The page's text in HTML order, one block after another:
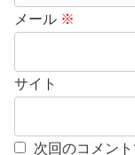
メール ※
サイト
次回のコメン